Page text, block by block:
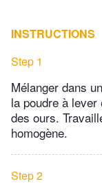
INSTRUCTIONS
Step 1
Mélanger dans
la poudre à
des ours.
homogène.
Step 2